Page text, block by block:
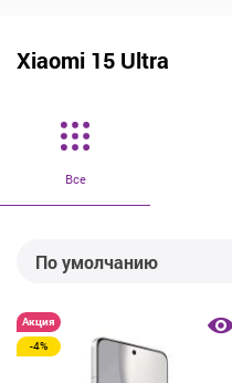
Xiaomi 15 Ultra
Все
По умолчанию
От дешевых к дорогим
От дорогих к дешевым
Акция
-4%